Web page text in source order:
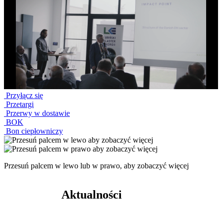
Przyłącz się
Przetargi
Przerwy w dostawie
BOK
Bon ciepłowniczy
Przesuń palcem w lewo lub w prawo, aby zobaczyć więcej
Aktualności